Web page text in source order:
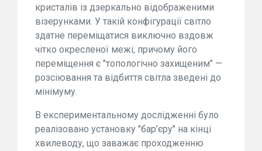
кристалів із дзеркально відображеними
візерунками. У такій конфігурації світло
здатне переміщатися виключно вздовж
чітко окресленої межі, причому його
переміщення є "топологічно захищеним" —
розсіювання та відбиття світла зведені до
мінімуму.
В експериментальному дослідженні було
реалізовано установку "бар’єру" на кінці
хвилеводу, що заважає проходженню